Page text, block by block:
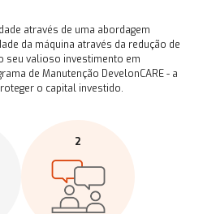
através de uma abordagem
da máquina através da redução de
seu valioso investimento em
de Manutenção DevelonCARE - a
o capital investido.
2